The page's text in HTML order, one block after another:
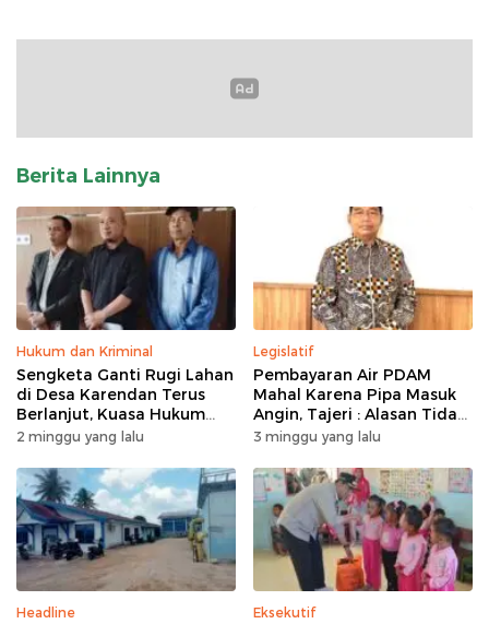
Berita Lainnya
Hukum dan Kriminal
Sengketa Ganti Rugi Lahan
di Desa Karendan Terus
Berlanjut, Kuasa Hukum
Ajukan Kasasi
2 minggu yang lalu
Legislatif
Pembayaran Air PDAM
Mahal Karena Pipa Masuk
Angin, Tajeri : Alasan Tidak
Masuk Akal
3 minggu yang lalu
Headline Eksekutif